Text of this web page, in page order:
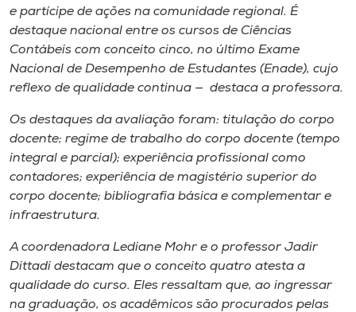
Selecione
o idioma
A+
A-
e partícipe de ações na comunidade regional. É
destaque nacional entre os cursos de Ciências
Contábeis com conceito cinco, no último Exame
Nacional de Desempenho de Estudantes (Enade), cujo
reflexo de qualidade continua — destaca a professora.
Os destaques da avaliação foram: titulação do corpo
docente; regime de trabalho do corpo docente (tempo
integral e parcial); experiência profissional como
contadores; experiência de magistério superior do
corpo docente; bibliografia básica e complementar e
infraestrutura.
A coordenadora Lediane Mohr e o professor Jadir
Dittadi destacam que o conceito quatro atesta a
qualidade do curso. Eles ressaltam que, ao ingressar
na graduação, os acadêmicos são procurados pelas